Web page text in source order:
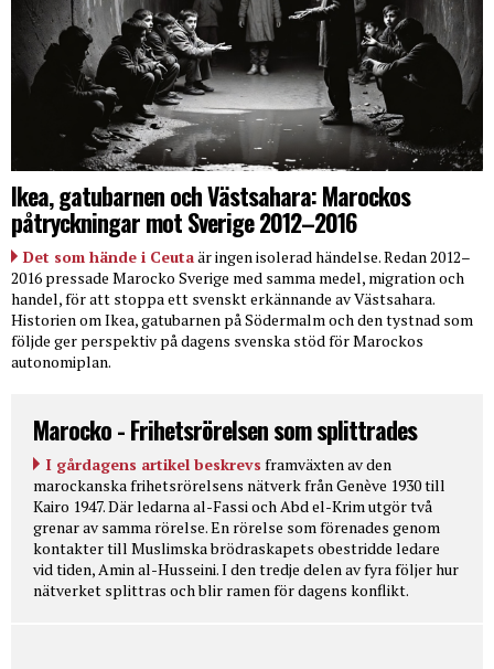
Ikea, gatubarnen och Västsahara: Marockos
påtryckningar mot Sverige 2012–2016
Det som hände i Ceutaär ingen isolerad händelse. Redan 2012–
2016 pressade Marocko Sverige med samma medel, migration och
handel, för att stoppa ett svenskt erkännande av Västsahara.
Historien om Ikea, gatubarnen på Södermalm och den tystnad som
följde ger perspektiv på dagens svenska stöd för Marockos
autonomiplan.
Marocko - Frihetsrörelsen som splittrades
I gårdagens artikel beskrevs framväxten av den
marockanska frihetsrörelsens nätverk från Genève 1930 till
Kairo 1947. Där ledarna al-Fassi och Abd el-Krim utgör två
grenar av samma rörelse. En rörelse som förenades genom
kontakter till Muslimska brödraskapets obestridde ledare
vid tiden, Amin al-Husseini. I den tredje delen av fyra följer hur
nätverket splittras och blir ramen för dagens konflikt.